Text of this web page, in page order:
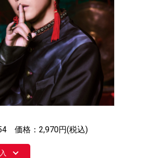
価格：2,970円(税込)